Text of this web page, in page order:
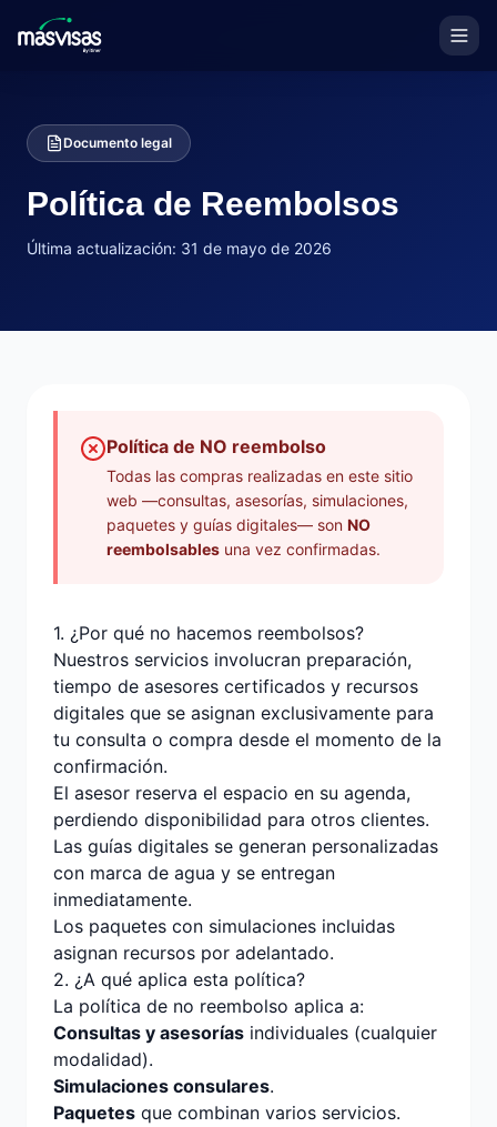
Documento legal
Política de Reembolsos
Última actualización: 31 de mayo de 2026
Política de NO reembolso
Todas las compras realizadas en este sitio
web —consultas, asesorías, simulaciones,
paquetes y guías digitales— son NO
reembolsables una vez confirmadas.
1. ¿Por qué no hacemos reembolsos?
Nuestros servicios involucran preparación,
tiempo de asesores certificados y recursos
digitales que se asignan exclusivamente para
tu consulta o compra desde el momento de la
confirmación.
El asesor reserva el espacio en su agenda,
perdiendo disponibilidad para otros clientes.
Las guías digitales se generan personalizadas
con marca de agua y se entregan
inmediatamente.
Los paquetes con simulaciones incluidas
asignan recursos por adelantado.
2. ¿A qué aplica esta política?
La política de no reembolso aplica a:
Consultas y asesorías individuales (cualquier
modalidad).
Simulaciones consulares.
Paquetes que combinan varios servicios.